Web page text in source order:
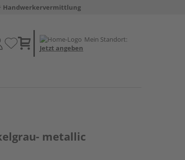
Handwerkervermittlung
Mein Standort:
Jetzt angeben
metallic